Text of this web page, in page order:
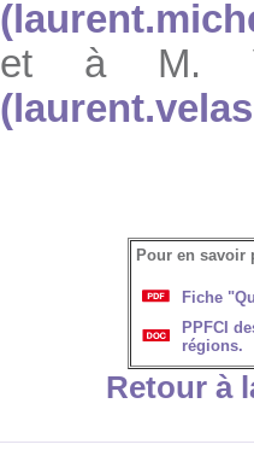
et à M.
Pour en savoir
Fiche
PPFCI
régions.
Retour à